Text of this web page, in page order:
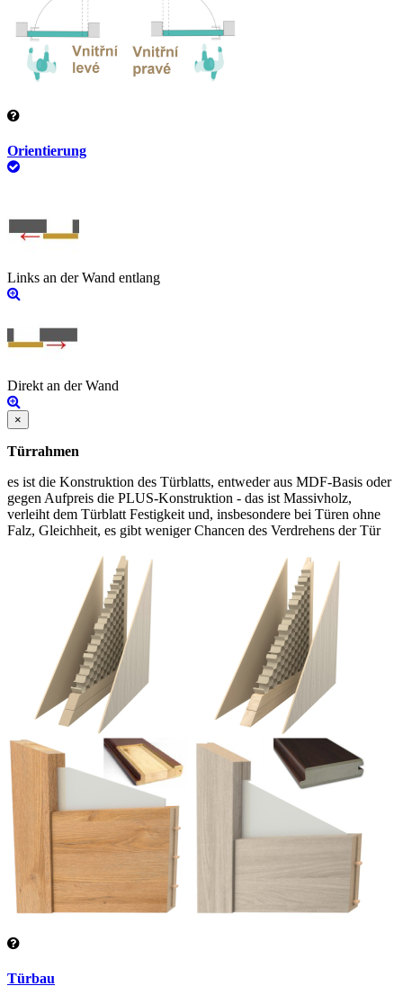
Orientierung
Links an der Wand entlang
Direkt an der Wand
×
Türrahmen
es ist die Konstruktion des Türblatts, entweder aus MDF-Basis oder
gegen Aufpreis die PLUS-Konstruktion - das ist Massivholz,
verleiht dem Türblatt Festigkeit und, insbesondere bei Türen ohne
Falz, Gleichheit, es gibt weniger Chancen des Verdrehens der Tür
Türbau